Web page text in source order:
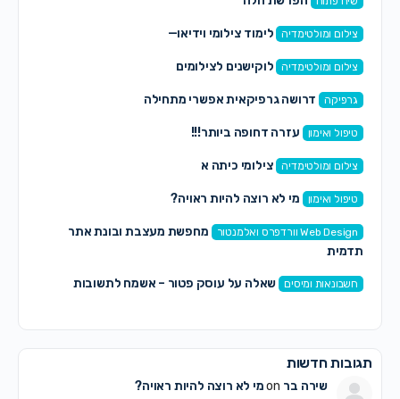
צילום ומולטימדיה לימוד צילומי וידיאו—
צילום ומולטימדיה לוקישנים לצילומים
גרפיקה דרושה גרפיקאית אפשרי מתחילה
טיפול ואימון עזרה דחופה ביותר!!!
צילום ומולטימדיה צילומי כיתה א
טיפול ואימון מי לא רוצה להיות ראויה?
Web Design וורדפרס ואלמנטור
מחפשת מעצבת ובונת אתר
תדמית
חשבונאות ומיסים שאלה על עוסק פטור – אשמח לתשובות
תגובות חדשות
שירה בר מי לא רוצה להיות ראויה?